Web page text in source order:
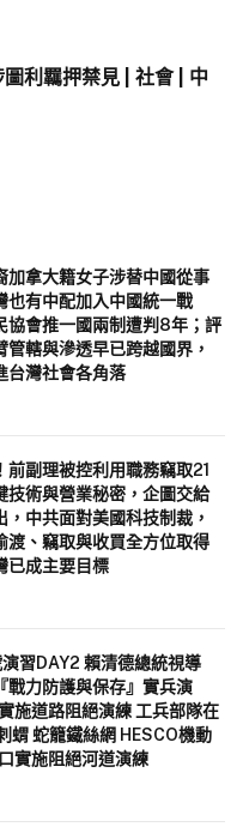
利羈押禁見 | 社會 | 中
加拿大籍女子涉替中國從事
也有中配加入中國統一戰
協會推一國兩制遭判8年；評
管轄與滲透早已跨越國界，
台灣社會各角落
前副理被控利用職務竊取21
技術與營業秘密，企圖交給
，中共面對美國科技制裁，
渡、竊取與收買全方位取得
已成主要目標
習DAY2 賴清德總統視導
戰力防護與保存』實兵演
施道路阻絕演練 工兵部隊在
蝟 蛇籠鐵絲網 HESCO機動
實施阻絕河道演練